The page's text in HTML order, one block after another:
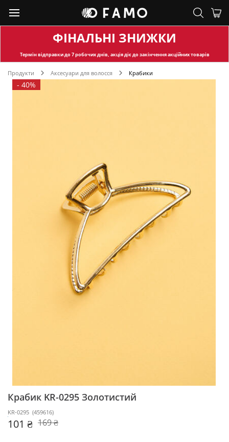
ФІНАЛЬНІ ЗНИЖКИ
Термін відправкидо 7 робочих днів, акція діє до закінчення акційних товарів
Продукти Аксесуари для волосся Крабики
- 40%
Крабик KR-0295 Золотистий
KR-0295 (459616)
101 ₴ 169 ₴